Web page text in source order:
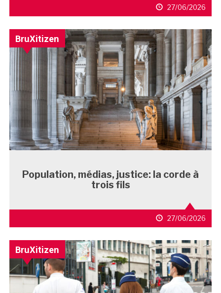
27/06/2026
BruXitizen
Population, médias, justice: la corde à
trois fils
27/06/2026
BruXitizen